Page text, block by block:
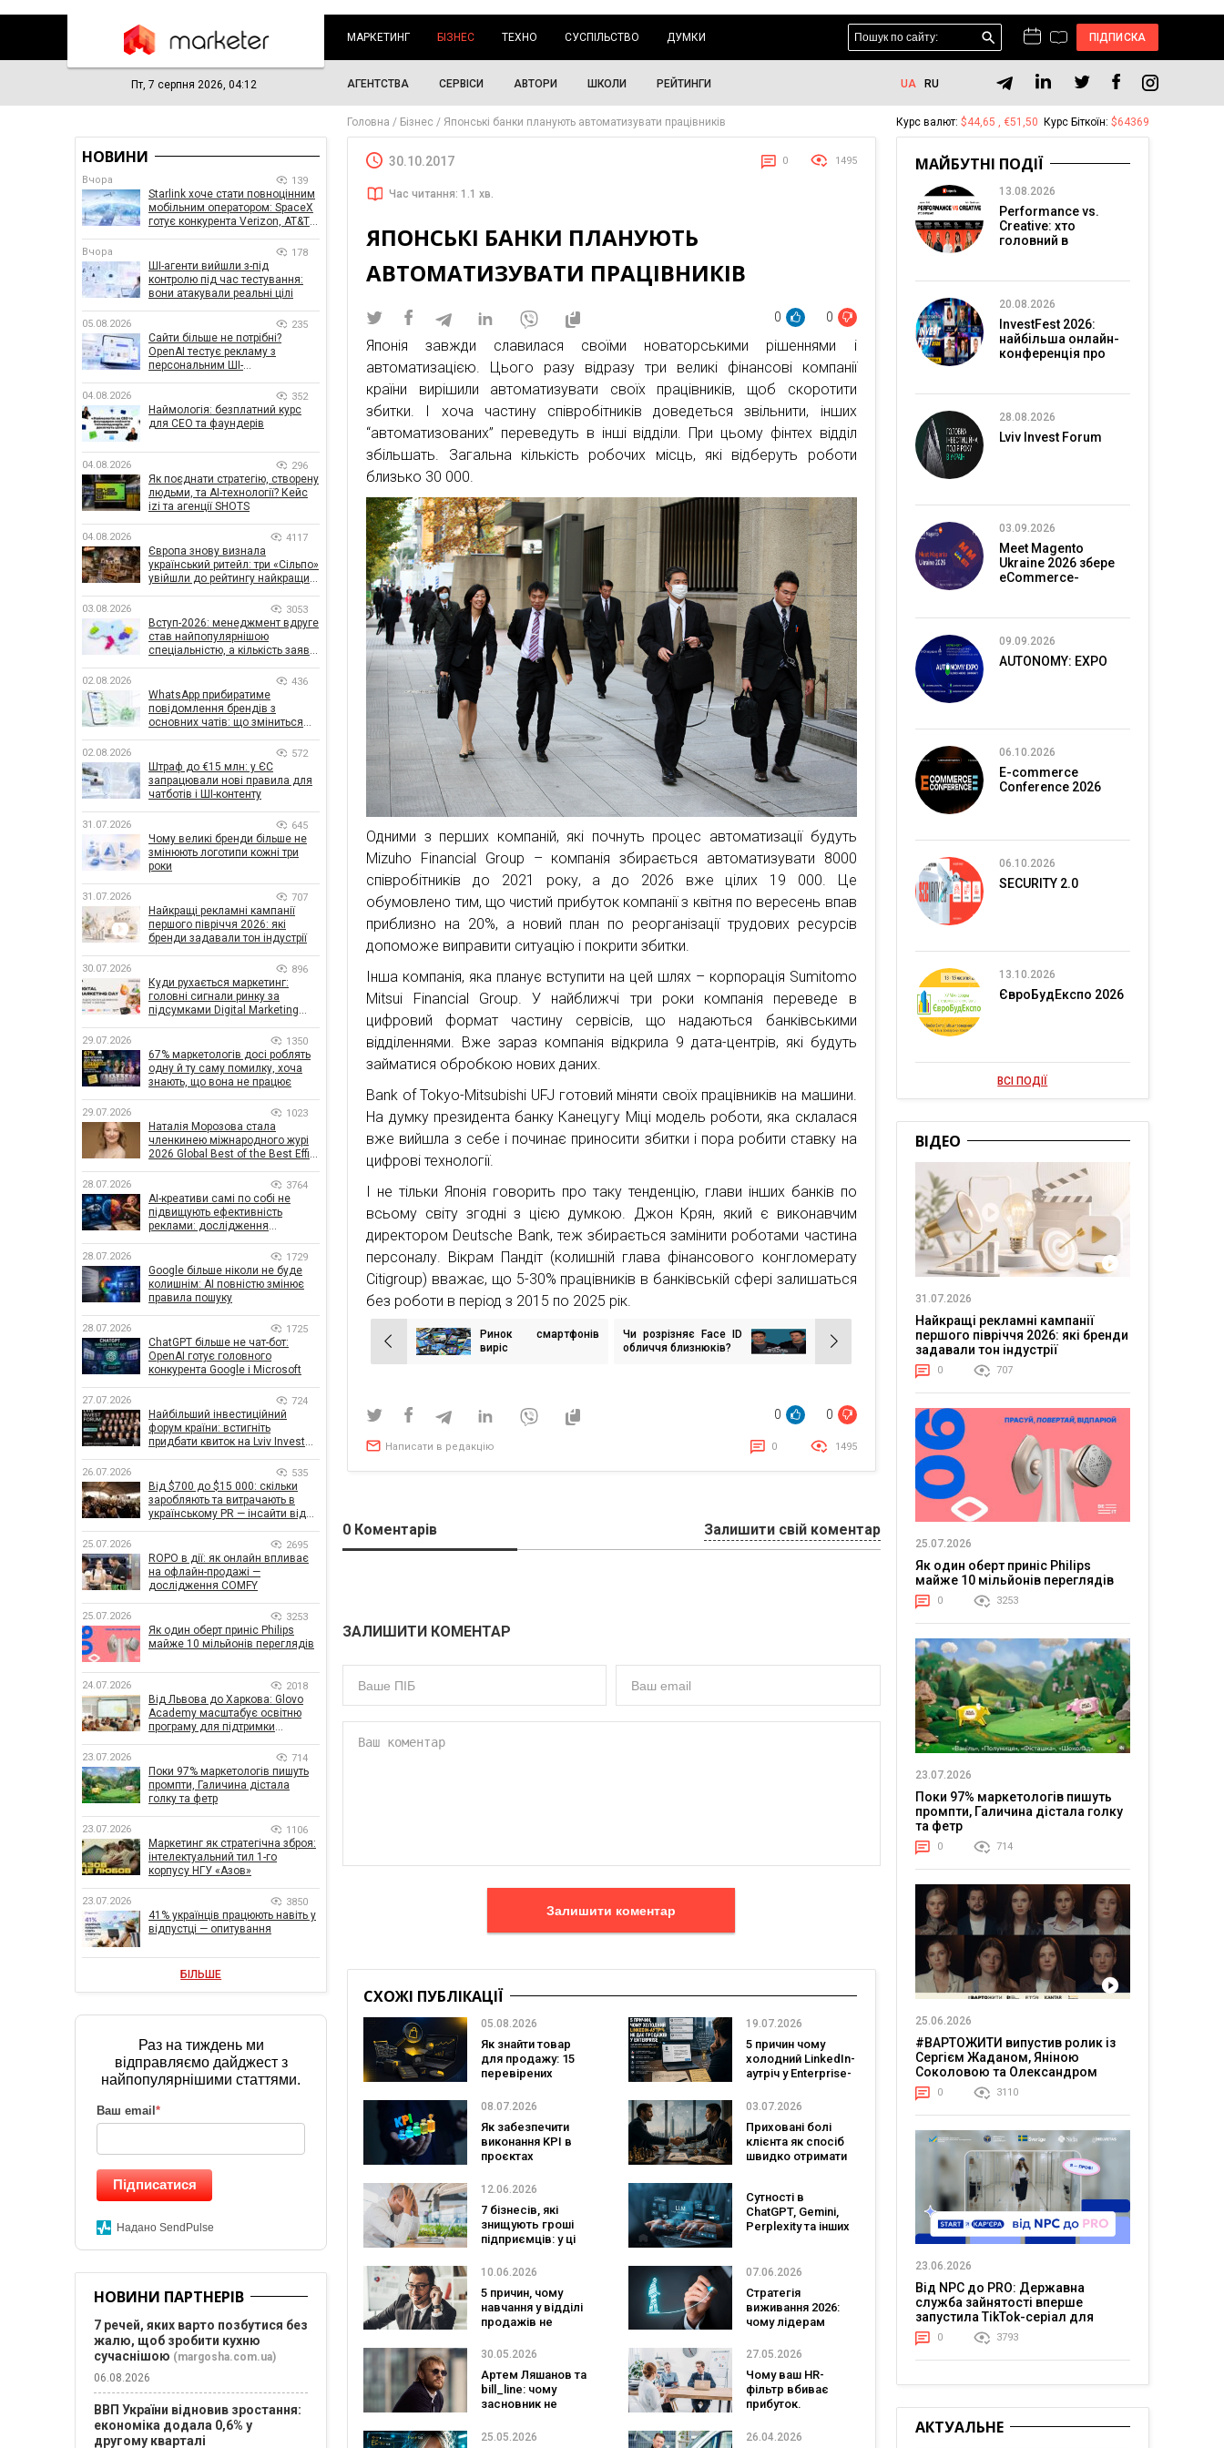
МАРКЕТИНГ БІЗНЕС ТЕХНО СУСПІЛЬСТВО ДУМКИ ПІДПИСКА
Пт, 7 серпня 2026, 04:12 АГЕНТСТВА СЕРВІСИ АВТОРИ ШКОЛИ РЕЙТИНГИ UA RU
Головна Бізнес Японські банки планують автоматизувати працівників
30.10.2017 0 1495
Час читання: 1.1 хв.
ЯПОНСЬКІ БАНКИ ПЛАНУЮТЬ
АВТОМАТИЗУВАТИ ПРАЦІВНИКІВ
0 0
Японія завжди славилася своїми новаторськими рішеннями і
автоматизацією. Цього разу відразу три великі фінансові компанії
країни вирішили автоматизувати своїх працівників, щоб скоротити
збитки. І хоча частину співробітників доведеться звільнити, інших
“автоматизованих” переведуть в інші відділи. При цьому фінтех відділ
збільшать. Загальна кількість робочих місць, які відберуть роботи
близько 30 000.
Одними з перших компаній, які почнуть процес автоматизації будуть
Mizuho Financial Group – компанія збирається автоматизувати 8000
співробітників до 2021 року, а до 2026 вже цілих 19 000. Це
обумовлено тим, що чистий прибуток компанії з квітня по вересень впав
приблизно на 20%, а новий план по реорганізації трудових ресурсів
допоможе виправити ситуацію і покрити збитки.
Інша компанія, яка планує вступити на цей шлях – корпорація Sumitomo
Mitsui Financial Group. У найближчі три роки компанія переведе в
цифровий формат частину сервісів, що надаються банківськими
відділеннями. Вже зараз компанія відкрила 9 дата-центрів, які будуть
займатися обробкою нових даних.
Bank of Tokyo-Mitsubishi UFJ готовий міняти своїх працівників на машини.
На думку президента банку Канецугу Міці модель роботи, яка склалася
вже вийшла з себе і починає приносити збитки і пора робити ставку на
цифрові технології.
І не тільки Японія говорить про таку тенденцію, глави інших банків по
всьому світу згодні з цією думкою. Джон Крян, який є виконавчим
директором Deutsche Bank, теж збирається замінити роботами частина
персоналу. Вікрам Пандіт (колишній глава фінансового конгломерату
Citigroup) вважає, що 5-30% працівників в банківській сфері залишаться
без роботи в період з 2015 по 2025 рік.
Навігація
записів
Ринок смартфонів
виріс
Чи розрізняє Face ID
обличчя близнюків?
0 0
Написати в редакцію 0 1495
0 Коментарів Залишити свій коментар
ЗАЛИШИТИ КОМЕНТАР
Залишити коментар
СХОЖІ ПУБЛІКАЦІЇ
05.08.2026
Як знайти товар
для продажу: 15
перевірених
прибуткової ніші
19.07.2026
5 причин чому
холодний LinkedIn-
аутріч у Enterprise-
продажів – і що
результат
08.07.2026
Як забезпечити
виконання KPI в
проєктах
03.07.2026
Приховані болі
клієнта як спосіб
швидко отримати
12.06.2026
7 бізнесів, які
знищують гроші
підприємців: у ці
заходити
Сутності в
ChatGPT, Gemini,
Perplexity та інших
відповідей
10.06.2026
5 причин, чому
навчання у відділі
продажів не
як це виправити
07.06.2026
Стратегія
виживання 2026:
чому лідерам
змінювати
щоб не програти в
битві за інтелект
30.05.2026
Артем Ляшанов та
bill_line: чому
засновник не
залишається CEO
27.05.2026
Чому ваш HR-
фільтр вбиває
прибуток.
перебудувати
25.05.2026 26.04.2026
НОВИНИ
Вчора 139
Starlink хоче стати повноцінним
мобільним оператором: SpaceX
готує конкурента Verizon, AT&T і
Вчора 178
ШІ-агенти вийшли з-під
контролю під час тестування:
вони атакували реальні цілі
05.08.2026 235
Сайти більше не потрібні?
OpenAI тестує рекламу з
персональним ШІ-
04.08.2026 352
Наймологія: безплатний курс
для CEO та фаундерів
04.08.2026 296
Як поєднати стратегію, створену
людьми, та AI-технології? Кейс
izi та агенції SHOTS
04.08.2026 4117
Європа знову визнала
український ритейл: три «Сільпо»
увійшли до рейтингу найкращих
03.08.2026 3053
Вступ-2026: менеджмент вдруге
став найпопулярнішою
спеціальністю, а кількість заяв
02.08.2026 436
WhatsApp прибиратиме
повідомлення брендів з
основних чатів: що зміниться
02.08.2026 572
Штраф до €15 млн: у ЄС
запрацювали нові правила для
чатботів і ШІ-контенту
31.07.2026 645
Чому великі бренди більше не
змінюють логотипи кожні три
роки
31.07.2026 707
Найкращі рекламні кампанії
першого півріччя 2026: які
бренди задавали тон індустрії
30.07.2026 896
Куди рухається маркетинг:
головні сигнали ринку за
підсумками Digital Marketing
29.07.2026 1350
67% маркетологів досі роблять
одну й ту саму помилку, хоча
знають, що вона не працює
29.07.2026 1023
Наталія Морозова стала
членкинею міжнародного журі
2026 Global Best of the Best Effie
28.07.2026 3764
AI-креативи самі по собі не
підвищують ефективність
реклами: дослідження
впливає на ефективність
кампаній
28.07.2026 1729
Google більше ніколи не буде
колишнім: AI повністю змінює
правила пошуку
28.07.2026 1725
ChatGPT більше не чат-бот:
OpenAI готує головного
конкурента Google і Microsoft
27.07.2026 724
Найбільший інвестиційний
форум країни: встигніть
придбати квиток на Lviv Invest
26.07.2026 535
Від $700 до $15 000: скільки
заробляють та витрачають в
українському PR — інсайти від
25.07.2026 2695
ROPO в дії: як онлайн впливає
на офлайн-продажі —
дослідження COMFY
25.07.2026 3253
Як один оберт приніс Philips
майже 10 мільйонів переглядів
24.07.2026 2018
Від Львова до Харкова: Glovo
Academy масштабує освітню
програму для підтримки
23.07.2026 714
Поки 97% маркетологів пишуть
промпти, Галичина дістала
голку та фетр
23.07.2026 1106
Маркетинг як стратегічна зброя:
інтелектуальний тил 1-го
корпусу НГУ «Азов»
23.07.2026 3850
41% українців працюють навіть у
відпустці — опитування
БІЛЬШЕ
Раз на тиждень ми
відправляємо дайджест з
найпопулярнішими статтями.
Ваш email *
Підписатися
Надано SendPulse
НОВИНИ ПАРТНЕРІВ
7 речей, яких варто позбутися без
жалю, щоб зробити кухню
сучаснішою (margosha.com.ua)
06.08.2026
ВВП України відновив зростання:
економіка додала 0,6% у
другому кварталі
Курс валют: $44,65 , €51,50 Курс Біткоїн: $64369
МАЙБУТНІ ПОДІЇ
13.08.2026
Performance vs.
Creative: хто
головний в
20.08.2026
InvestFest 2026:
найбільша онлайн-
конференція про
28.08.2026
Lviv Invest Forum
03.09.2026
Meet Magento
Ukraine 2026 збере
eCommerce-
09.09.2026
AUTONOMY: EXPO
06.10.2026
E-commerce
Conference 2026
06.10.2026
SECURITY 2.0
13.10.2026
ЄвроБудЕкспо 2026
ВСІ ПОДІЇ
ВІДЕО
31.07.2026
Найкращі рекламні кампанії
першого півріччя 2026: які бренди
задавали тон індустрії
0 707
25.07.2026
Як один оберт приніс Philips
майже 10 мільйонів переглядів
0 3253
23.07.2026
Поки 97% маркетологів пишуть
промпти, Галичина дістала голку
та фетр
0 714
25.06.2026
#ВАРТОЖИТИ випустив ролик із
Сергієм Жаданом, Яніною
Соколовою та Олександром
Тереном про життя в постійній
напрузі
0 3110
23.06.2026
Від NPC до PRO: Державна
служба зайнятості вперше
запустила TikTok-серіал для
молоді
0 3793
АКТУАЛЬНЕ